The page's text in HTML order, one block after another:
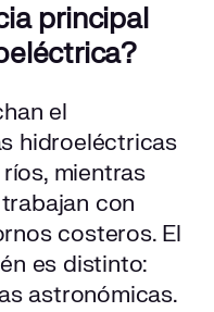
principal
el
hidroeléctricas
mientras
con
costeros. El
es distinto:
astronómicas.